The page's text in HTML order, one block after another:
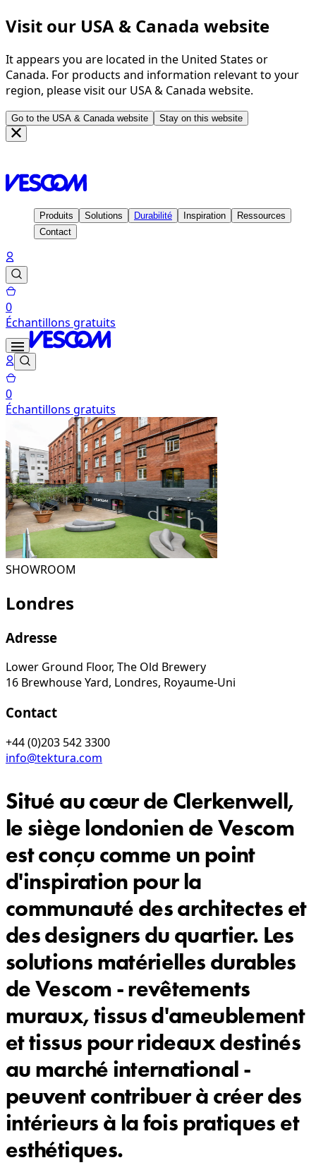
Visit our USA & Canada website
It appears you are located in the United States or
Canada. For products and information relevant to your
region, please visit our USA & Canada website.
Go to the USA & Canada website Stay on this website
Produits Solutions Durabilité Inspiration
Ressources
Contact
0
Échantillons gratuits
0
Échantillons gratuits
SHOWROOM
Londres
Adresse
Lower Ground Floor, The Old Brewery
16 Brewhouse Yard, Londres, Royaume-Uni
Contact
+44 (0)203 542 3300
info@tektura.com
Situé au cœur de Clerkenwell,
le siège londonien de Vescom
est conçu comme un point
d'inspiration pour la
communauté des architectes et
des designers du quartier. Les
solutions matérielles durables
de Vescom - revêtements
muraux, tissus d'ameublement
et tissus pour rideaux destinés
au marché international -
peuvent contribuer à créer des
intérieurs à la fois pratiques et
esthétiques.